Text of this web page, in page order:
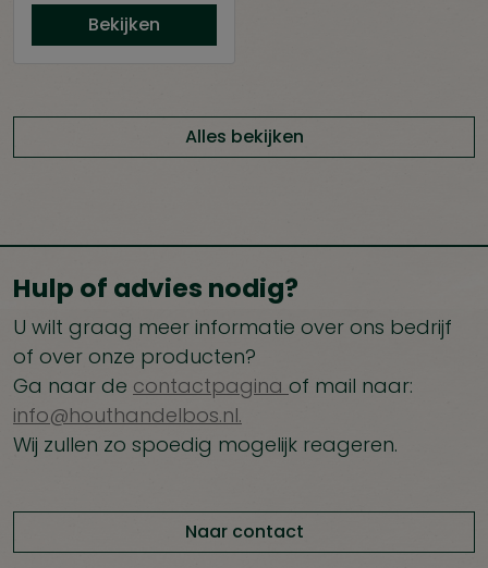
Bekijken
Alles bekijken
Hulp of advies nodig?
U wilt graag meer informatie over ons bedrijf
of over onze producten?
Ga naar de contactpagina of mail naar:
info@houthandelbos.nl.
Wij zullen zo spoedig mogelijk reageren.
Naar contact